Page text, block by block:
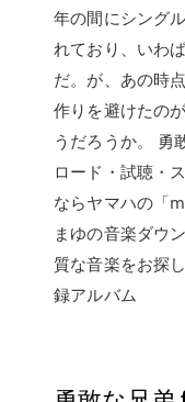
年の間にシング
れており、いわ
だ。が、あの時
作りを避けたの
うだろうか。 勇
ロード・試聴・
ならヤマハの「
まゆの音楽ダウ
質な音楽をお探
録アルバム